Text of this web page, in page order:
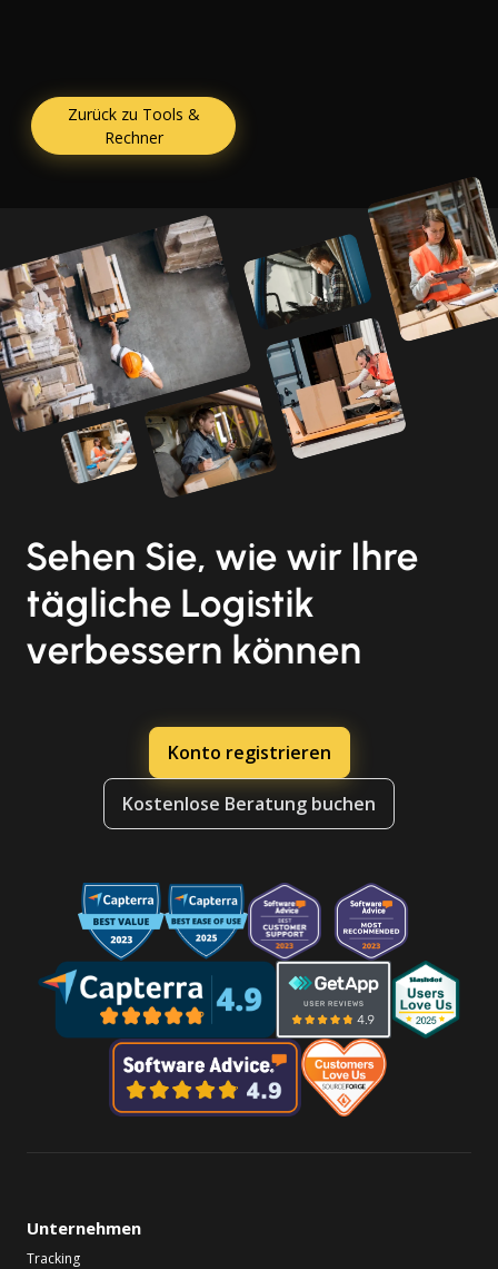
Zurück zu Tools &
Rechner
Sehen Sie, wie wir Ihre
tägliche Logistik
verbessern können
Konto registrieren
Kostenlose Beratung buchen
Unternehmen
Tracking